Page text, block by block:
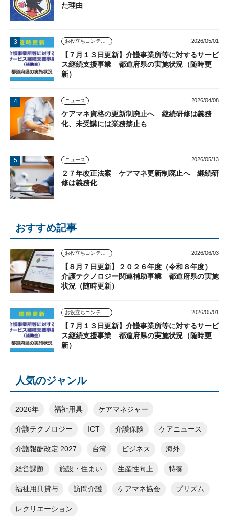
た理由
2026/05/01
【７月１３日更新】介護事業所等に対するサービ
ス継続支援事業 都道府県の実施状況（随時更
新）
ニュース 2026/04/08
ケアマネ資格の更新制廃止へ 継続研修は義務
化、未受講には業務禁止も
ニュース 2026/05/13
２７年改正法案 ケアマネ更新制廃止へ 継続研
修は義務化
おすすめ記事
2026/06/03
【８月７日更新】２０２６年度（令和８年度）
介護テクノロジー関連補助事業 都道府県の実施
状況（随時更新）
2026/05/01
【７月１３日更新】介護事業所等に対するサービ
ス継続支援事業 都道府県の実施状況（随時更
新）
人気のジャンル
2026年 福祉用具 ケアマネジャー
介護テクノロジー ICT 介護保険 ケアニュース
介護報酬改定 2027 台湾 ビジネス 海外
経営課題 施設・住まい 生産性向上 特養
福祉用具貸与 訪問介護 ケアマネ協会 プリズム
レクリエーション